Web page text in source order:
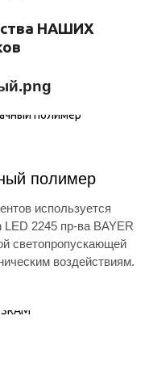
НАШИХ
полимер
используется
2245 пр-ва BAYER
светопропускающей
воздействиям.